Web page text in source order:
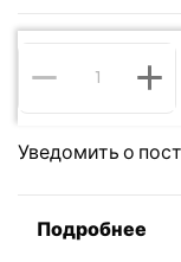
Уведомить о
Подробнее